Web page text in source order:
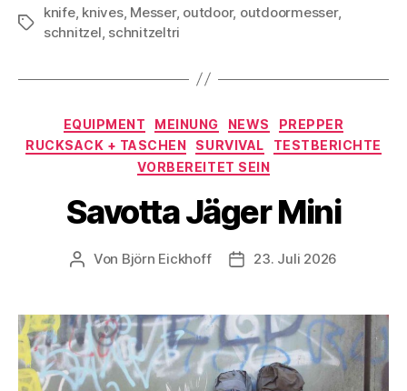
Schlagwörter
knife, knives, Messer, outdoor, outdoormesser,
schnitzel, schnitzeltri
Kategorien
EQUIPMENT MEINUNG NEWS
PREPPER
RUCKSACK + TASCHEN
SURVIVAL
TESTBERICHTE
VORBEREITET SEIN
Savotta Jäger Mini
Beitragsautor
Von Björn Eickhoff Veröffentlichungsdatum
23. Juli 2026